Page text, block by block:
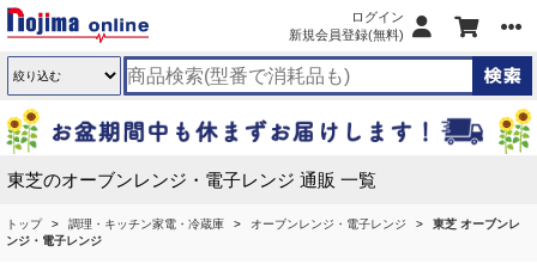
ログイン
新規会員登録(無料)
東芝のオーブンレンジ・電子レンジ 通販 一覧
トップ 調理・キッチン家電・冷蔵庫 オーブンレンジ・電子レンジ
東芝 オーブンレ
ンジ・電子レンジ